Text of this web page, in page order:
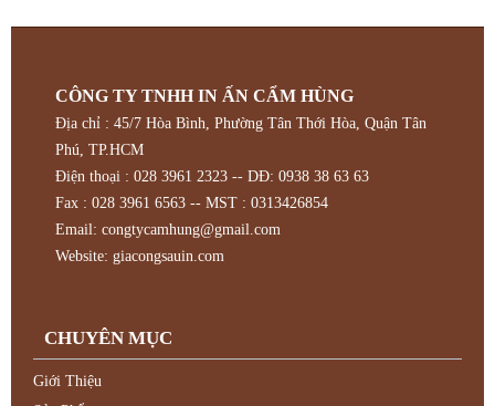
CÔNG TY TNHH IN ẤN CẨM HÙNG
Địa chỉ : 45/7 Hòa Bình, Phường Tân Thới Hòa, Quận Tân
Phú, TP.HCM
Điện thoại : 028 3961 2323 -- DĐ: 0938 38 63 63
Fax : 028 3961 6563 -- MST : 0313426854
Email: congtycamhung@gmail.com
Website: giacongsauin.com
CHUYÊN MỤC
Giới Thiệu